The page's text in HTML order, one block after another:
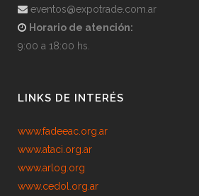
eventos@expotrade.com.ar
Horario de atención:
9:00 a 18:00 hs.
LINKS DE INTERÉS
www.fadeeac.org.ar
www.ataci.org.ar
www.arlog.org
www.cedol.org.ar